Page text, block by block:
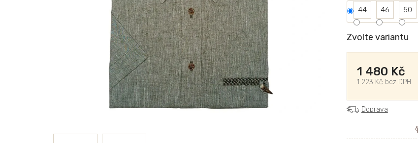
Zvolte variantu
44 46 50
1 480 Kč
1 223 Kč bez DPH
Doprava